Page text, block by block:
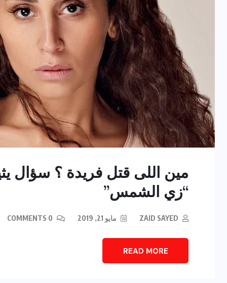
مين اللى قتل فريدة ؟ سؤال
“زي الشمس”
ZAID SAYED مايو 21, 2019
READ MORE
ديسمبر 23, 2017